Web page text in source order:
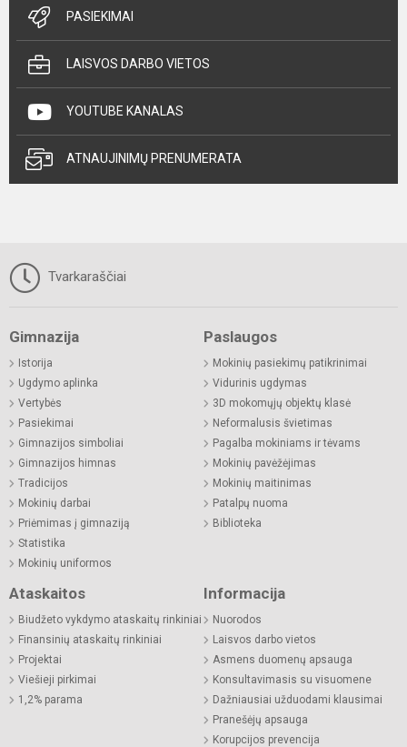
PASIEKIMAI
LAISVOS DARBO VIETOS
YOUTUBE KANALAS
ATNAUJINIMŲ PRENUMERATA
Tvarkaraščiai
Gimnazija
Istorija
Ugdymo aplinka
Vertybės
Pasiekimai
Gimnazijos simboliai
Gimnazijos himnas
Tradicijos
Mokinių darbai
Priėmimas į gimnaziją
Statistika
Mokinių uniformos
Paslaugos
Mokinių pasiekimų patikrinimai
Vidurinis ugdymas
3D mokomųjų objektų klasė
Neformalusis švietimas
Pagalba mokiniams ir tėvams
Mokinių pavėžėjimas
Mokinių maitinimas
Patalpų nuoma
Biblioteka
Ataskaitos
Biudžeto vykdymo ataskaitų rinkiniai
Finansinių ataskaitų rinkiniai
Projektai
Viešieji pirkimai
1,2% parama
Informacija
Nuorodos
Laisvos darbo vietos
Asmens duomenų apsauga
Konsultavimasis su visuomene
Dažniausiai užduodami klausimai
Pranešėjų apsauga
Korupcijos prevencija